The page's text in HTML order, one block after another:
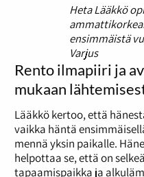
Heta Lääkkö
ensimmäistä
Varjus
Rento ilmapiiri ja
mukaan
Lääkkö kertoo, että
vaikka häntä
mennä yksin paikalle.
helpottaa se, että on
tapaamispaikka ja